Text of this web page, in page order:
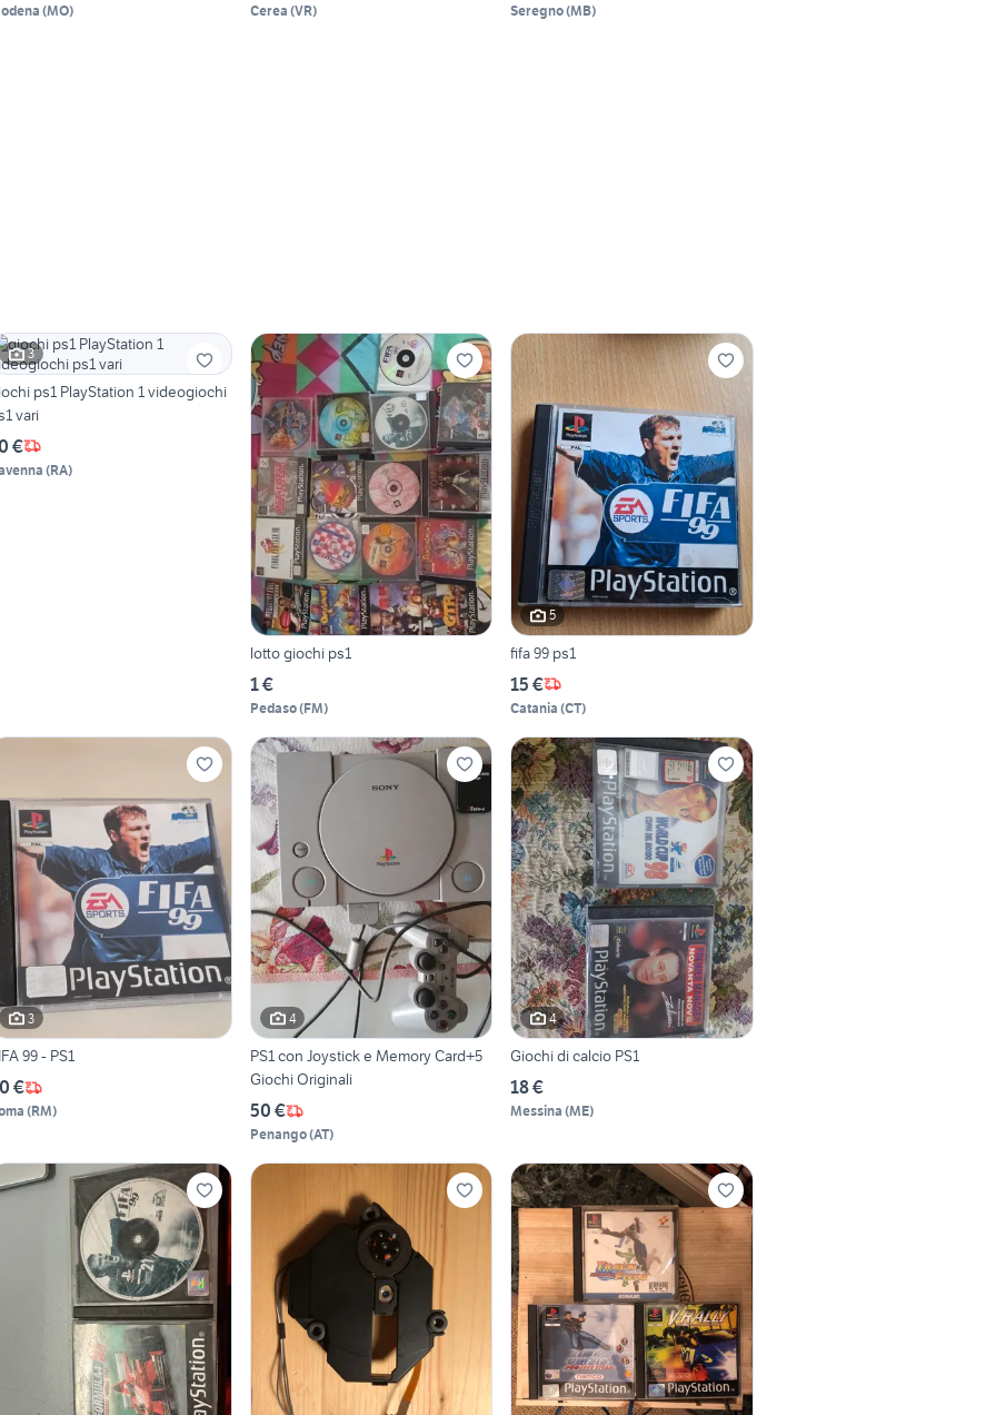
(MO) Cerea (VR) Seregno(MB)
3
ps1 PlayStation 1 videogiochi
vari
€
(RA)
lotto giochi ps1
1 €
Pedaso(FM)
5
fifa 99 ps1
15 €
Catania (CT)
3
99 - PS1
€
(RM)
4
PS1 con Joystick e Memory Card+5
Giochi Originali
50 €
Penango(AT)
4
Giochi di calcio PS1
18 €
Messina (ME)